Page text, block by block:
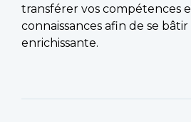
transférer vos compétences
connaissances afin de se
enrichissante.